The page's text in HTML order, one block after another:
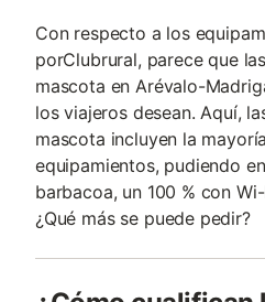
Con respecto a los
porClubrural, parece que
mascota en Arévalo-
los viajeros desean. Aquí,
mascota incluyen la
equipamientos, pudiendo
barbacoa, un 100 % con
¿Qué más se puede pedir?